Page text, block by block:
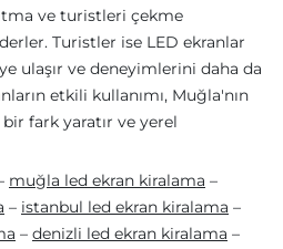
ve turistleri çekme
Turistler ise LED ekranlar
ulaşır ve deneyimlerini daha da
etkili kullanımı, Muğla'nın
fark yaratır ve yerel
muğla led ekran kiralama –
– istanbul led ekran kiralama –
– denizli led ekran kiralama –